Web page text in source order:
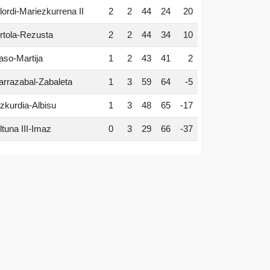
Mariezkurrena II 2 2 44 24 20
Rezusta 2 2 44 34 10
Martija 1 2 43 41 2
Zabaleta 1 3 59 64 -5
Albisu 1 3 48 65 -17
III-Imaz 0 3 29 66 -37